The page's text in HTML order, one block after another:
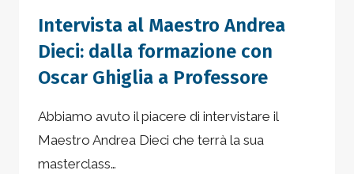
Intervista al Maestro Andrea
Dieci: dalla formazione con
Oscar Ghiglia a Professore
Abbiamo avuto il piacere di intervistare il
Maestro Andrea Dieci che terrà la sua
masterclass…